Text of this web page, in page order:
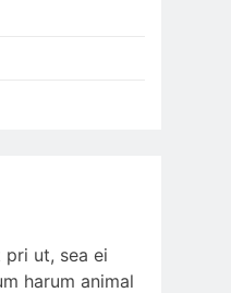
ut, sea ei
harum animal